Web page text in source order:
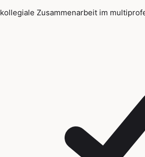
kollegiale Zusammenarbeit im